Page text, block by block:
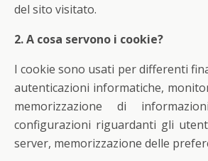
del sito visitato.
2. A cosa servono i cookie?
I cookie sono usati per differenti
autenticazioni informatiche,
memorizzazione di
configurazioni riguardanti gli
server, memorizzazione delle